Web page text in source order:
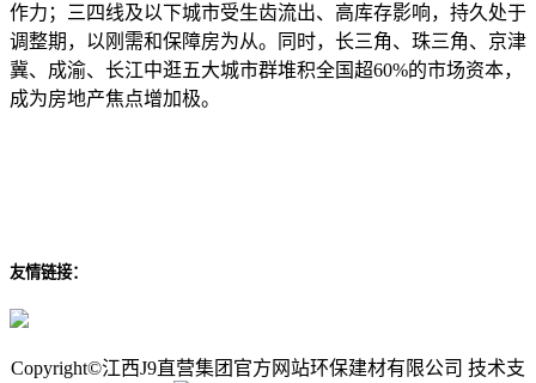
作力；三四线及以下城市受生齿流出、高库存影响，持久处于
调整期，以刚需和保障房为从。同时，长三角、珠三角、京津
冀、成渝、长江中逛五大城市群堆积全国超60%的市场资本，
成为房地产焦点增加极。
友情链接：
Copyright©江西J9直营集团官方网站环保建材有限公司 技术支